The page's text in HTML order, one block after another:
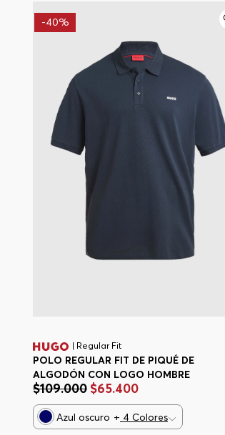
-40%
| Regular Fit
POLO REGULAR FIT DE PIQUÉ DE
ALGODÓN CON LOGO HOMBRE
$109.000 $65.400
Azul oscuro + 4 Colores